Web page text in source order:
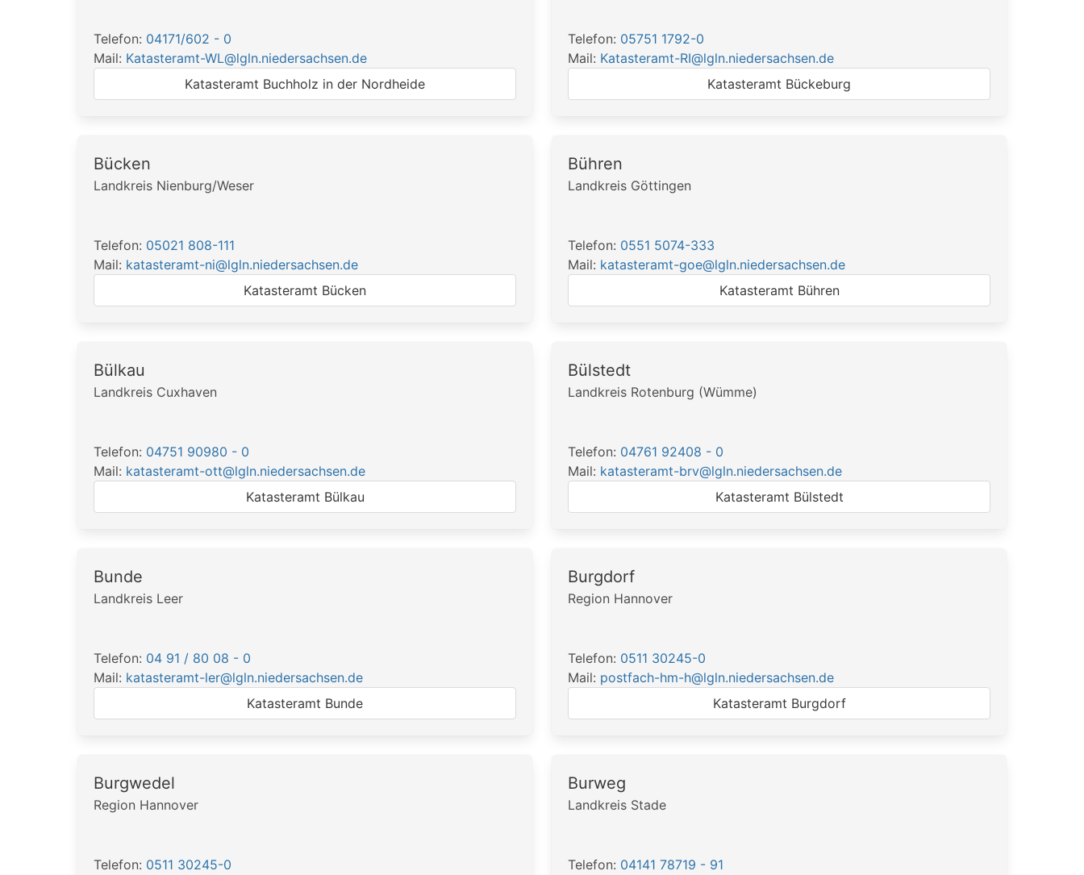
Telefon: 04171/602 - 0
Mail: Katasteramt-WL@lgln.niedersachsen.de
Katasteramt Buchholz in der Nordheide
Telefon: 05751 1792-0
Mail: Katasteramt-RI@lgln.niedersachsen.de
Katasteramt Bückeburg
Bücken
Landkreis Nienburg/Weser
Telefon: 05021 808-111
Mail: katasteramt-ni@lgln.niedersachsen.de
Katasteramt Bücken
Bühren
Landkreis Göttingen
Telefon: 0551 5074-333
Mail: katasteramt-goe@lgln.niedersachsen.de
Katasteramt Bühren
Bülkau
Landkreis Cuxhaven
Telefon: 04751 90980 - 0
Mail: katasteramt-ott@lgln.niedersachsen.de
Katasteramt Bülkau
Bülstedt
Landkreis Rotenburg (Wümme)
Telefon: 04761 92408 - 0
Mail: katasteramt-brv@lgln.niedersachsen.de
Katasteramt Bülstedt
Bunde
Landkreis Leer
Telefon: 04 91 / 80 08 - 0
Mail: katasteramt-ler@lgln.niedersachsen.de
Katasteramt Bunde
Burgdorf
Region Hannover
Telefon: 0511 30245-0
Mail: postfach-hm-h@lgln.niedersachsen.de
Katasteramt Burgdorf
Burgwedel
Region Hannover
Telefon: 0511 30245-0
Burweg
Landkreis Stade
Telefon: 04141 78719 - 91